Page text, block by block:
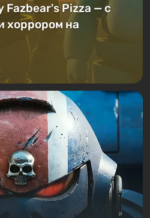
Pizza — с
хоррором на